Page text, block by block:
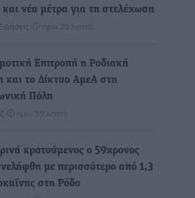
και νέα μέτρα για τη στελέχωση
πριν 29 λεπτά
Επιτροπή η Ροδιακή
και το Δίκτυο ΑμεΑ στη
Πόλη
πριν 30 λεπτά
κρατούμενος ο 59χρονος
με περισσότερο από 1,3
στη Ρόδο